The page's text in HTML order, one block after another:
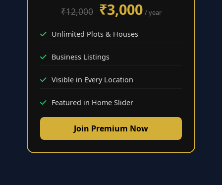
₹12,000 ₹3,000 / year
Unlimited Plots & Houses
Business Listings
Visible in Every Location
Featured in Home Slider
Join Premium Now